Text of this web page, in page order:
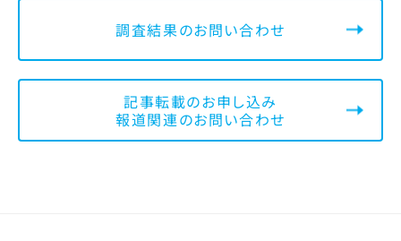
調査結果のお問い合わせ
記事転載のお申し込み
報道関連のお問い合わせ